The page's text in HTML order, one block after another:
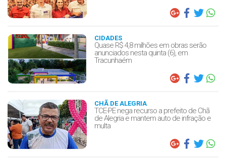
CIDADES
Quase R$ 4,8 milhões em obras serão
anunciados nesta quinta (6), em
Tracunhaém
CHÃ DE ALEGRIA
TCE-PE nega recurso a prefeito de Chã
de Alegria e mantem auto de infração e
multa